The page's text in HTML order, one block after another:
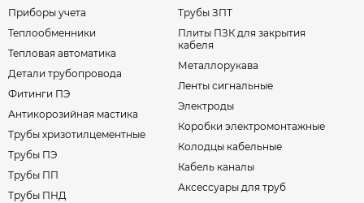
Приборы учета
Теплообменники
Тепловая автоматика
Детали трубопровода
Фитинги ПЭ
Антикорозийная мастика
Трубы хризотилцементные
Трубы ПЭ
Трубы ПП
Трубы ПНД
Трубы ЗПТ
Плиты ПЗК для закрытия
кабеля
Металлорукава
Ленты сигнальные
Электроды
Коробки электромонтажные
Колодцы кабельные
Кабель каналы
Аксессуары для труб